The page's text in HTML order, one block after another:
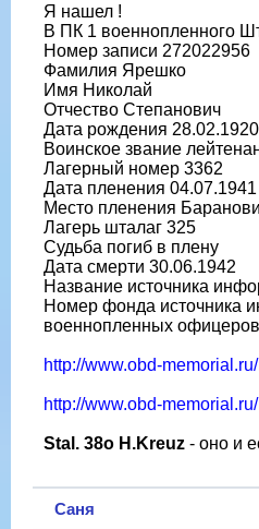
Я нашел !
В ПК 1 военнопленного
Номер записи 272022956
Фамилия Ярешко
Имя Николай
Отчество Степанович
Дата рождения 28.02.1920
Воинское звание
Лагерный номер 3362
Дата пленения 04.07.1941
Место пленения
Лагерь шталаг 325
Судьба погиб в плену
Дата смерти 30.06.1942
Название источника
Номер фонда источника
военнопленных офицеров
http://www.obd-
http://www.obd-
Stal. 38o H.Kreuz - оно и
Саня